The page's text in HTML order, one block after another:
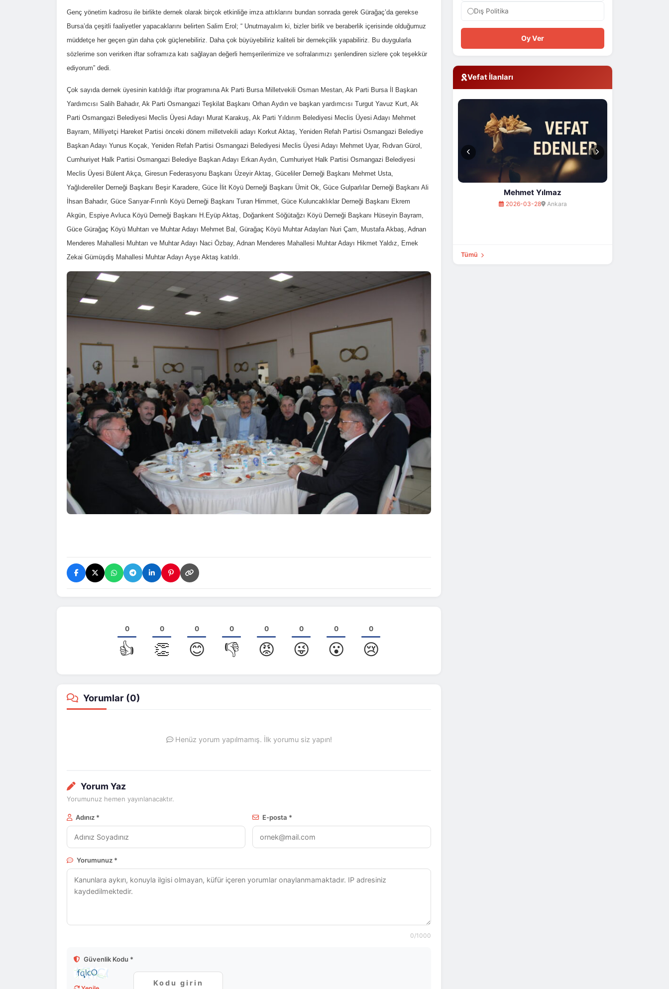
Genç yönetim kadrosu ile birlikte dernek olarak birçok etkinliğe imza attıklarını bundan sonrada gerek Gürağaç’da gerekse
Bursa’da çeşitli faaliyetler yapacaklarını belirten Salim Erol; “ Unutmayalım ki, bizler birlik ve beraberlik içerisinde olduğumuz
müddetçe her geçen gün daha çok güçlenebiliriz. Daha çok büyüyebiliriz kaliteli bir dernekçilik yapabiliriz. Bu duygularla
sözlerime son verirken iftar soframıza katı sağlayan değerli hemşerilerimize ve sofralarımızı şenlendiren sizlere çok teşekkür
ediyorum” dedi.
Çok sayıda dernek üyesinin katıldığı iftar programına Ak Parti Bursa Milletvekili Osman Mestan, Ak Parti Bursa İl Başkan
Yardımcısı Salih Bahadır, Ak Parti Osmangazi Teşkilat Başkanı Orhan Aydın ve başkan yardımcısı Turgut Yavuz Kurt, Ak
Parti Osmangazi Belediyesi Meclis Üyesi Adayı Murat Karakuş, Ak Parti Yıldırım Belediyesi Meclis Üyesi Adayı Mehmet
Bayram, Milliyetçi Hareket Partisi önceki dönem milletvekili adayı Korkut Aktaş, Yeniden Refah Partisi Osmangazi Belediye
Başkan Adayı Yunus Koçak, Yeniden Refah Partisi Osmangazi Belediyesi Meclis Üyesi Adayı Mehmet Uyar, Rıdvan Gürol,
Cumhuriyet Halk Partisi Osmangazi Belediye Başkan Adayı Erkan Aydın, Cumhuriyet Halk Partisi Osmangazi Belediyesi
Meclis Üyesi Bülent Akça, Giresun Federasyonu Başkanı Üzeyir Aktaş, Güceliler Derneği Başkanı Mehmet Usta,
Yağlıdereliler Derneği Başkanı Beşir Karadere, Güce İlit Köyü Derneği Başkanı Ümit Ok, Güce Gulparlılar Derneği Başkanı Ali
İhsan Bahadır, Güce Sarıyar-Fırınlı Köyü Derneği Başkanı Turan Himmet, Güce Kuluncaklıklar Derneği Başkanı Ekrem
Akgün, Espiye Avluca Köyü Derneği Başkanı H.Eyüp Aktaş, Doğankent Söğütağzı Köyü Derneği Başkanı Hüseyin Bayram,
Güce Gürağaç Köyü Muhtarı ve Muhtar Adayı Mehmet Bal, Gürağaç Köyü Muhtar Adayları Nuri Çam, Mustafa Akbaş, Adnan
Menderes Mahallesi Muhtarı ve Muhtar Adayı Naci Özbay, Adnan Menderes Mahallesi Muhtar Adayı Hikmet Yaldız, Emek
Zekai Gümüşdiş Mahallesi Muhtar Adayı Ayşe Aktaş katıldı.
0
👍
0
👏
0
😊
0
👎
0
😡
0
😜
0
😮
0
😢
Yorumlar (0)
Henüz yorum yapılmamış. İlk yorumu siz yapın!
Yorum Yaz
Yorumunuz hemen yayınlanacaktır.
Adınız * E-posta *
Yorumunuz *
0/1000
Güvenlik Kodu *
Dış Politika
Oy Ver
Vefat İlanları
Turhan Demir
2026-06-22 Aydındere
Mehmet Yılmaz
2026-03-28 Ankara
Tümü